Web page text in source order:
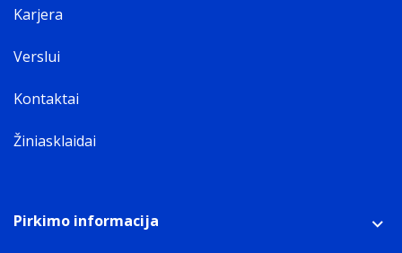
Karjera
Verslui
Kontaktai
Žiniasklaidai
Pirkimo informacija